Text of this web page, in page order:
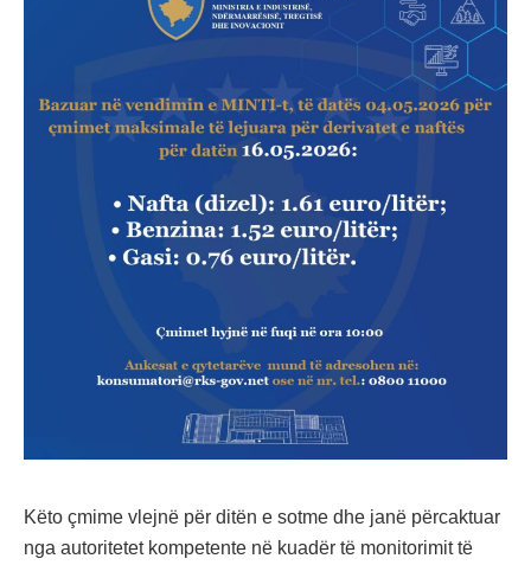
Këto çmime vlejnë për ditën e sotme dhe janë përcaktuar
nga autoritetet kompetente në kuadër të monitorimit të